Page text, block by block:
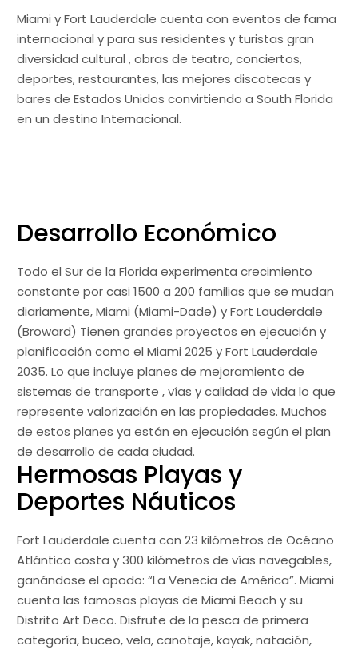
Miami y Fort Lauderdale cuenta con eventos de fama
internacional y para sus residentes y turistas gran
diversidad cultural , obras de teatro, conciertos,
deportes, restaurantes, las mejores discotecas y
bares de Estados Unidos convirtiendo a South Florida
en un destino Internacional.
Desarrollo Económico
Todo el Sur de la Florida experimenta crecimiento
constante por casi 1500 a 200 familias que se mudan
diariamente, Miami (Miami-Dade) y Fort Lauderdale
(Broward) Tienen grandes proyectos en ejecución y
planificación como el Miami 2025 y Fort Lauderdale
2035. Lo que incluye planes de mejoramiento de
sistemas de transporte , vías y calidad de vida lo que
represente valorización en las propiedades. Muchos
de estos planes ya están en ejecución según el plan
de desarrollo de cada ciudad.
Hermosas Playas y
Deportes Náuticos
Fort Lauderdale cuenta con 23 kilómetros de Océano
Atlántico costa y 300 kilómetros de vías navegables,
ganándose el apodo: “La Venecia de América”. Miami
cuenta las famosas playas de Miami Beach y su
Distrito Art Deco. Disfrute de la pesca de primera
categoría, buceo, vela, canotaje, kayak, natación,